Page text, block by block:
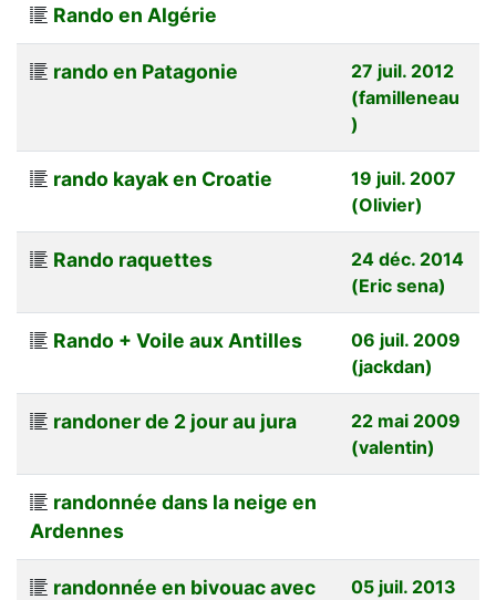
Rando en Algérie
rando en Patagonie
27 juil. 2012
(familleneau
)
rando kayak en Croatie
19 juil. 2007
(Olivier)
Rando raquettes
24 déc. 2014
(Eric sena)
Rando + Voile aux Antilles
06 juil. 2009
(jackdan)
randoner de 2 jour au jura
22 mai 2009
(valentin)
randonnée dans la neige en
Ardennes
randonnée en bivouac avec
05 juil. 2013